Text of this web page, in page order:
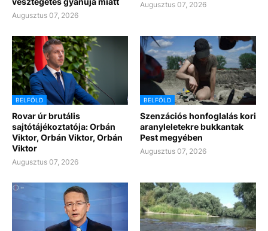
Augusztus 07, 2026
Augusztus 07, 2026
BELFÖLD
Rovar úr brutális
sajtótájékoztatója: Orbán
Viktor, Orbán Viktor, Orbán
Viktor
Augusztus 07, 2026
BELFÖLD
Szenzációs honfoglalás kori
aranyleletekre bukkantak
Pest megyében
Augusztus 07, 2026